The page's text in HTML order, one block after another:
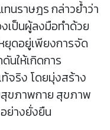
นราษฎร กล่าวย้ำว่า
เป็นผู้ลงมือทำด้วย
ยุดอยู่เพียงการจัด
ให้เกิดการ
จริง โดยมุ่งสร้าง
ขภาพกาย สุขภาพ
ย่างยั่งยืน